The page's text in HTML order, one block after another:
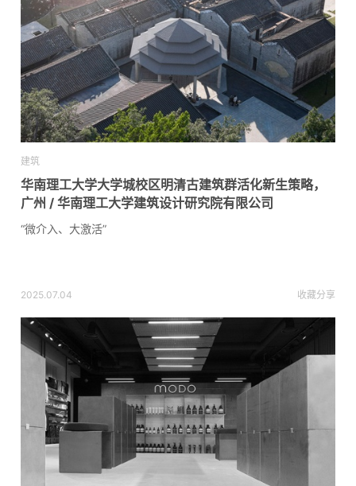
建筑
华南理工大学大学城校区明清古建筑群活化新生策略，
广州 / 华南理工大学建筑设计研究院有限公司
“微介入、大激活”
2025.07.04 收藏分享